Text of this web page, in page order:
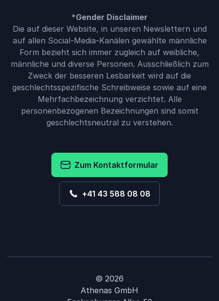
*Gender Disclaimer
Die auf dieser Website, in unseren Newslettern und
auf allen Social-Media-Kanälen gewählte männliche
Form bezieht sich immer zugleich auf weibliche,
männliche und diverse Personen. Ausschließlich zum
Zweck der besseren Lesbarkeit wird auf die
geschlechtsspezifische Schreibweise sowie auf eine
Mehrfachbezeichnung verzichtet. Alle
personenbezogenen Bezeichnungen sind somit
geschlechtsneutral zu verstehen.
Zum Kontaktformular
+41 43 588 08 08
© 2026
Athenas GmbH